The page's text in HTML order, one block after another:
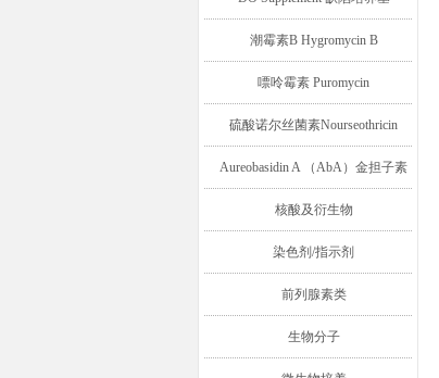
潮霉素B Hygromycin B
嘌呤霉素 Puromycin
硫酸诺尔丝菌素Nourseothricin
Aureobasidin A （AbA）金担子素
A
核酸及衍生物
染色剂/指示剂
前列腺素类
生物分子